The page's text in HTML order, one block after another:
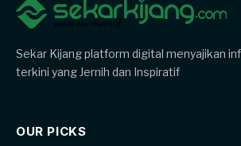
Sekar Kijang platform digital menyajikan
terkini yang Jernih dan Inspiratif
OUR PICKS